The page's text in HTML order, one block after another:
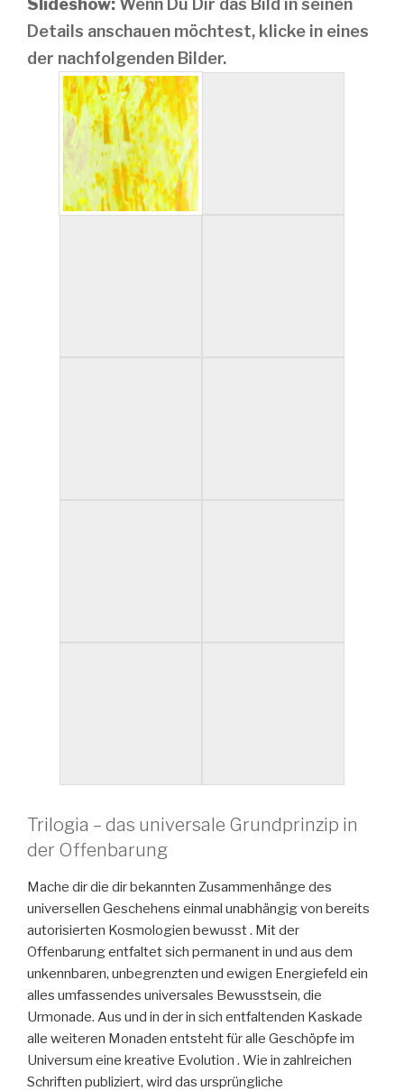
Slideshow: Wenn Du Dir das Bild in seinen
Details anschauen möchtest, klicke in eines
der nachfolgenden Bilder.
Trilogia – das universale Grundprinzip in
der Offenbarung
Mache dir die dir bekannten Zusammenhänge des
universellen Geschehens einmal unabhängig von bereits
autorisierten Kosmologien bewusst . Mit der
Offenbarung entfaltet sich permanent in und aus dem
unkennbaren, unbegrenzten und ewigen Energiefeld ein
alles umfassendes universales Bewusstsein, die
Urmonade. Aus und in der in sich entfaltenden Kaskade
alle weiteren Monaden entsteht für alle Geschöpfe im
Universum eine kreative Evolution . Wie in zahlreichen
Schriften publiziert, wird das ursprüngliche